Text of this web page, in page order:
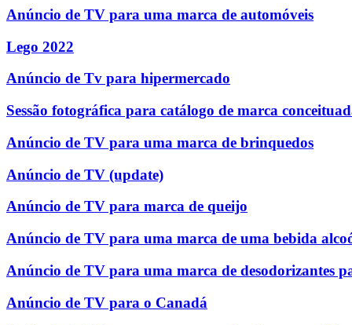
Anúncio de TV para uma marca de automóveis
Lego 2022
Anúncio de Tv para hipermercado
Sessão fotográfica para catálogo de marca
Anúncio de TV para uma marca de brinquedos
Anúncio de TV (update)
Anúncio de TV para marca de queijo
Anúncio de TV para uma marca de uma bebida
Anúncio de TV para uma marca de desodorizantes
Anúncio de TV para o Canadá